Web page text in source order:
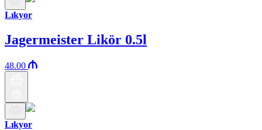
Lıkyor
Jagermeister Likör 0.5l
48.00
Lıkyor